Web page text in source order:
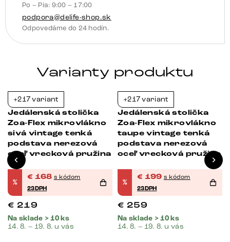
Po – Pia: 9:00 – 17:00
podpora@delife-shop.sk
Odpovedáme do 24 hodín.
Varianty produktu
+217 variant
Jedálenská stolička
Zoa-Flex mikrovlákno
sivá vintage tenká
podstava nerezová
oceľ vrecková pružina
%
€ 168 s kódom
23DPH
€ 219
Na sklade > 10 ks
14. 8. – 19. 8. u vás
+217 variant
Jedálenská stolička
Zoa-Flex mikrovlákno
taupe vintage tenká
podstava nerezová
oceľ vrecková pružina
%
€ 199 s kódom
23DPH
€ 259
Na sklade > 10 ks
14. 8. – 19. 8. u vás